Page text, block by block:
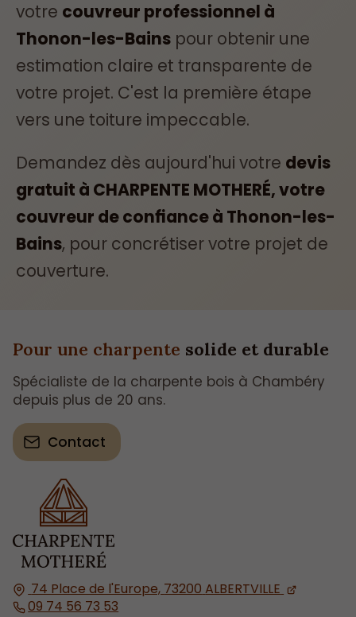
votre couvreur professionnel à
Thonon-les-Bains pour obtenir une
estimation claire et transparente de
votre projet. C'est la première étape
vers une toiture impeccable.
Demandez dès aujourd'hui votre devis
gratuit à CHARPENTE MOTHERÉ, votre
couvreur de confiance à Thonon-les-
Bains, pour concrétiser votre projet de
couverture.
74 Place de l'Europe, 73200 ALBERTVILLE
09 74 56 73 53
Pour une charpente solide et durable
Spécialiste de la charpente bois à Chambéry
depuis plus de 20 ans.
Contact